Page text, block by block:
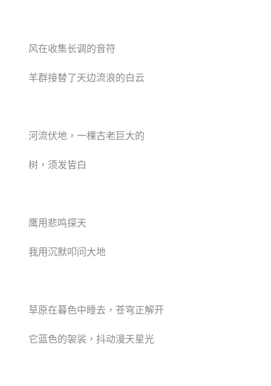
风在收集长调的音符
羊群接替了天边流浪的白云
河流伏地，一棵古老巨大的
树，须发皆白
鹰用悲鸣探天
我用沉默叩问大地
草原在暮色中睡去，苍穹正解开
它蓝色的袈裟，抖动漫天星光